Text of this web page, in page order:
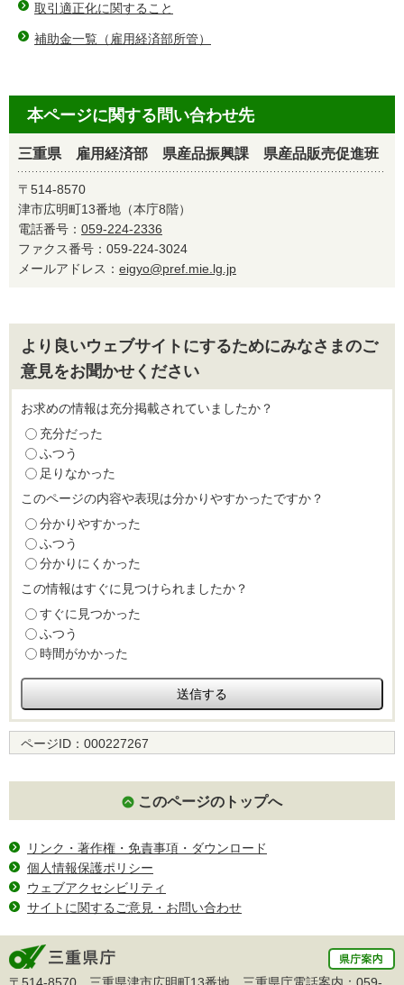
取引適正化に関すること
補助金一覧（雇用経済部所管）
本ページに関する問い合わせ先
三重県 雇用経済部 県産品振興課 県産品販売促進班
〒514-8570
津市広明町13番地（本庁8階）
電話番号： 059-224-2336
ファクス番号：059-224-3024
メールアドレス： eigyo@pref.mie.lg.jp
より良いウェブサイトにするためにみなさまのご
意見をお聞かせください
お求めの情報は充分掲載されていましたか？
充分だった
ふつう
足りなかった
このページの内容や表現は分かりやすかったですか？
分かりやすかった
ふつう
分かりにくかった
この情報はすぐに見つけられましたか？
すぐに見つかった
ふつう
時間がかかった
ページID： 000227267
このページのトップへ
リンク・著作権・免責事項・ダウンロード
個人情報保護ポリシー
ウェブアクセシビリティ
サイトに関するご意見・お問い合わせ